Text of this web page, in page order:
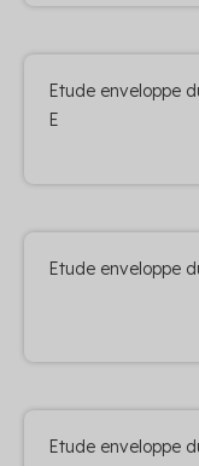
Etude enveloppe
E
Etude enveloppe
Etude enveloppe